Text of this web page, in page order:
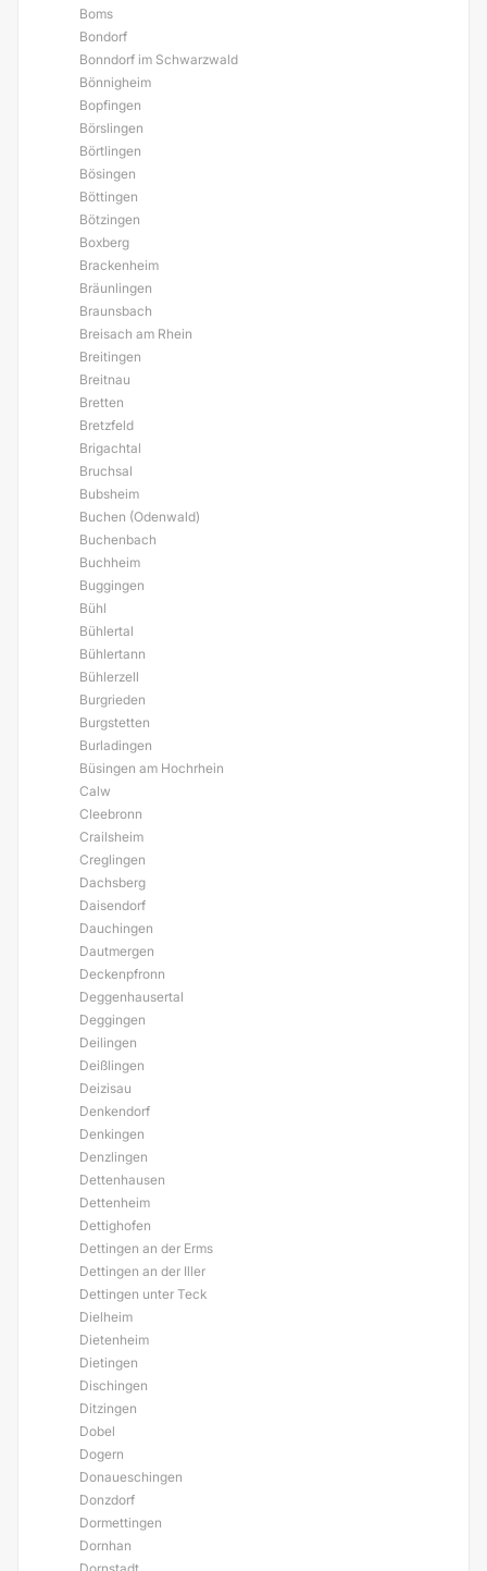
Boms
Bondorf
Bonndorf im Schwarzwald
Bönnigheim
Bopfingen
Börslingen
Börtlingen
Bösingen
Böttingen
Bötzingen
Boxberg
Brackenheim
Bräunlingen
Braunsbach
Breisach am Rhein
Breitingen
Breitnau
Bretten
Bretzfeld
Brigachtal
Bruchsal
Bubsheim
Buchen (Odenwald)
Buchenbach
Buchheim
Buggingen
Bühl
Bühlertal
Bühlertann
Bühlerzell
Burgrieden
Burgstetten
Burladingen
Büsingen am Hochrhein
Calw
Cleebronn
Crailsheim
Creglingen
Dachsberg
Daisendorf
Dauchingen
Dautmergen
Deckenpfronn
Deggenhausertal
Deggingen
Deilingen
Deißlingen
Deizisau
Denkendorf
Denkingen
Denzlingen
Dettenhausen
Dettenheim
Dettighofen
Dettingen an der Erms
Dettingen an der Iller
Dettingen unter Teck
Dielheim
Dietenheim
Dietingen
Dischingen
Ditzingen
Dobel
Dogern
Donaueschingen
Donzdorf
Dormettingen
Dornhan